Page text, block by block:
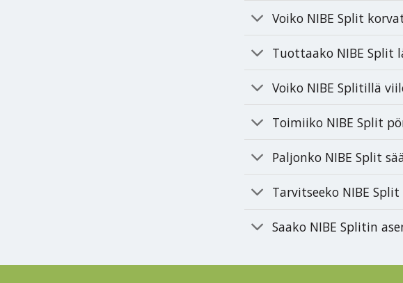
Voiko NIBE Split
Tuottaako NIBE Split
Voiko NIBE Splitillä
Toimiiko NIBE Split
Paljonko NIBE Split
Tarvitseeko NIBE
Saako NIBE Splitin